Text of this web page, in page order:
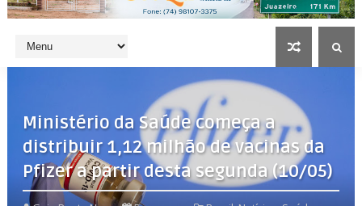
Ministério da Saúde começa a
distribuir 1,12 milhão de vacinas da
Pfizer a partir desta segunda (10/05)